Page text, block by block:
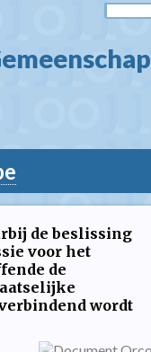
de beslissing
voor het
de
wordt